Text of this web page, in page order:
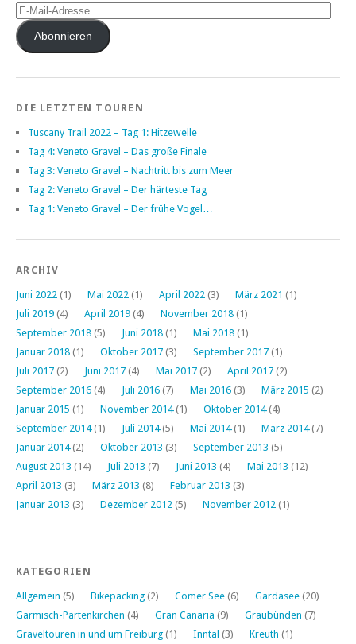
E-
Mail-
AdresseAbonnieren
DIE LETZTEN TOUREN
Tuscany Trail 2022 – Tag 1: Hitzewelle
Tag 4: Veneto Gravel – Das große Finale
Tag 3: Veneto Gravel – Nachtritt bis zum Meer
Tag 2: Veneto Gravel – Der härteste Tag
Tag 1: Veneto Gravel – Der frühe Vogel…
ARCHIV
Juni 2022 (1) Mai 2022 (1) April 2022 (3) März 2021 (1)
Juli 2019 (4) April 2019 (4) November 2018 (1)
September 2018 (5) Juni 2018 (1) Mai 2018 (1)
Januar 2018 (1) Oktober 2017 (3) September 2017 (1)
Juli 2017 (2) Juni 2017 (4) Mai 2017 (2) April 2017 (2)
September 2016 (4) Juli 2016 (7) Mai 2016 (3) März 2015 (2)
Januar 2015 (1) November 2014(1) Oktober 2014(4)
September 2014(1) Juli 2014(5) Mai 2014(1) März 2014(7)
Januar 2014(2) Oktober 2013 (3) September 2013 (5)
August 2013 (14) Juli 2013 (7) Juni 2013 (4) Mai 2013 (12)
April 2013 (3) März 2013 (8) Februar 2013 (3)
Januar 2013 (3) Dezember 2012 (5) November 2012 (1)
KATEGORIEN
Allgemein (5) Bikepacking (2) Comer See (6) Gardasee (20)
Garmisch-Partenkirchen (4) Gran Canaria (9) Graubünden (7)
Graveltouren in und um Freiburg (1) Inntal (3) Kreuth (1)